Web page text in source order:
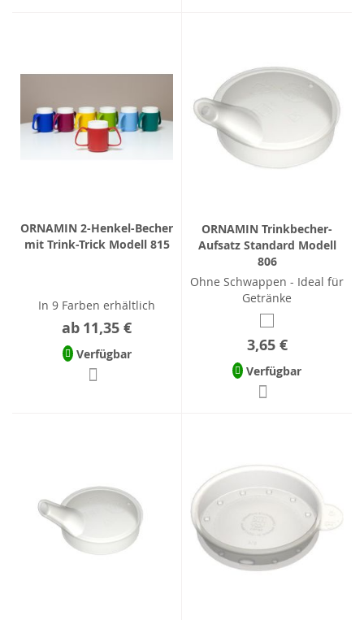
ORNAMIN 2-Henkel-Becher
mit Trink-Trick Modell 815
In 9 Farben erhältlich
ab 11,35 €
Verfügbar
ORNAMIN Trinkbecher-
Aufsatz Standard Modell
806
Ohne Schwappen - Ideal für
Getränke
3,65 €
Verfügbar